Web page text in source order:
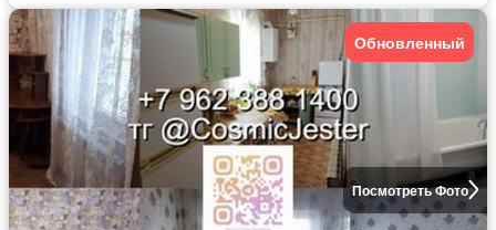
Посмотреть Фото
Обновленный